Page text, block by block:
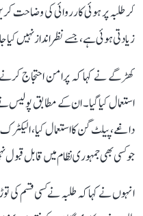
کر طلبہ پر ہوئی کارروائی کی وضاحت
زیادتی ہوئی ہے، جسے نظر انداز نہیں کیا
کھڑگے نے کہا کہ پرامن احتجاج
استعمال کیا گیا۔ ان کے مطابق
داغے، پیلٹ گن کا استعمال کیا،
جو کسی بھی جمہوری نظام میں قابل قبول
انہوں نے کہا کہ طلبہ نے کسی قسم کی توڑ